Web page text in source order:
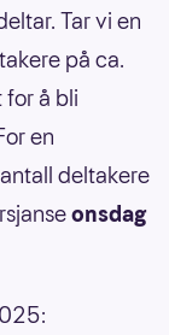
Tar vi en
på ca.
å bli
en
deltakere
onsdag